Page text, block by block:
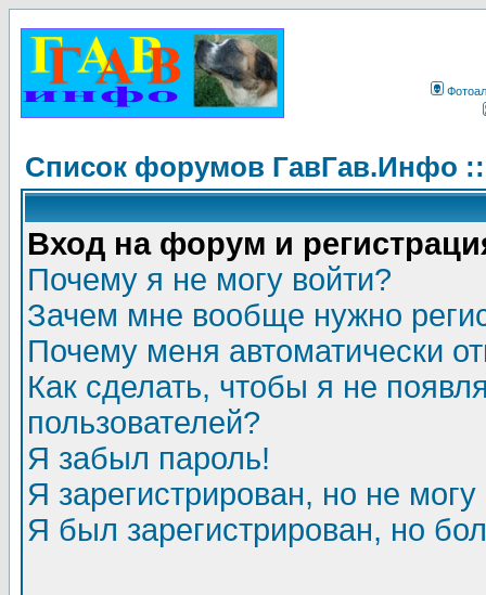
Список форумов ГавГав.Инфо
Вход на форум и
Почему я не могу войти?
Зачем мне вообще нужно
Почему меня автоматически
Как сделать, чтобы я не
пользователей?
Я забыл пароль!
Я зарегистрирован, но не могу
Я был зарегистрирован, но